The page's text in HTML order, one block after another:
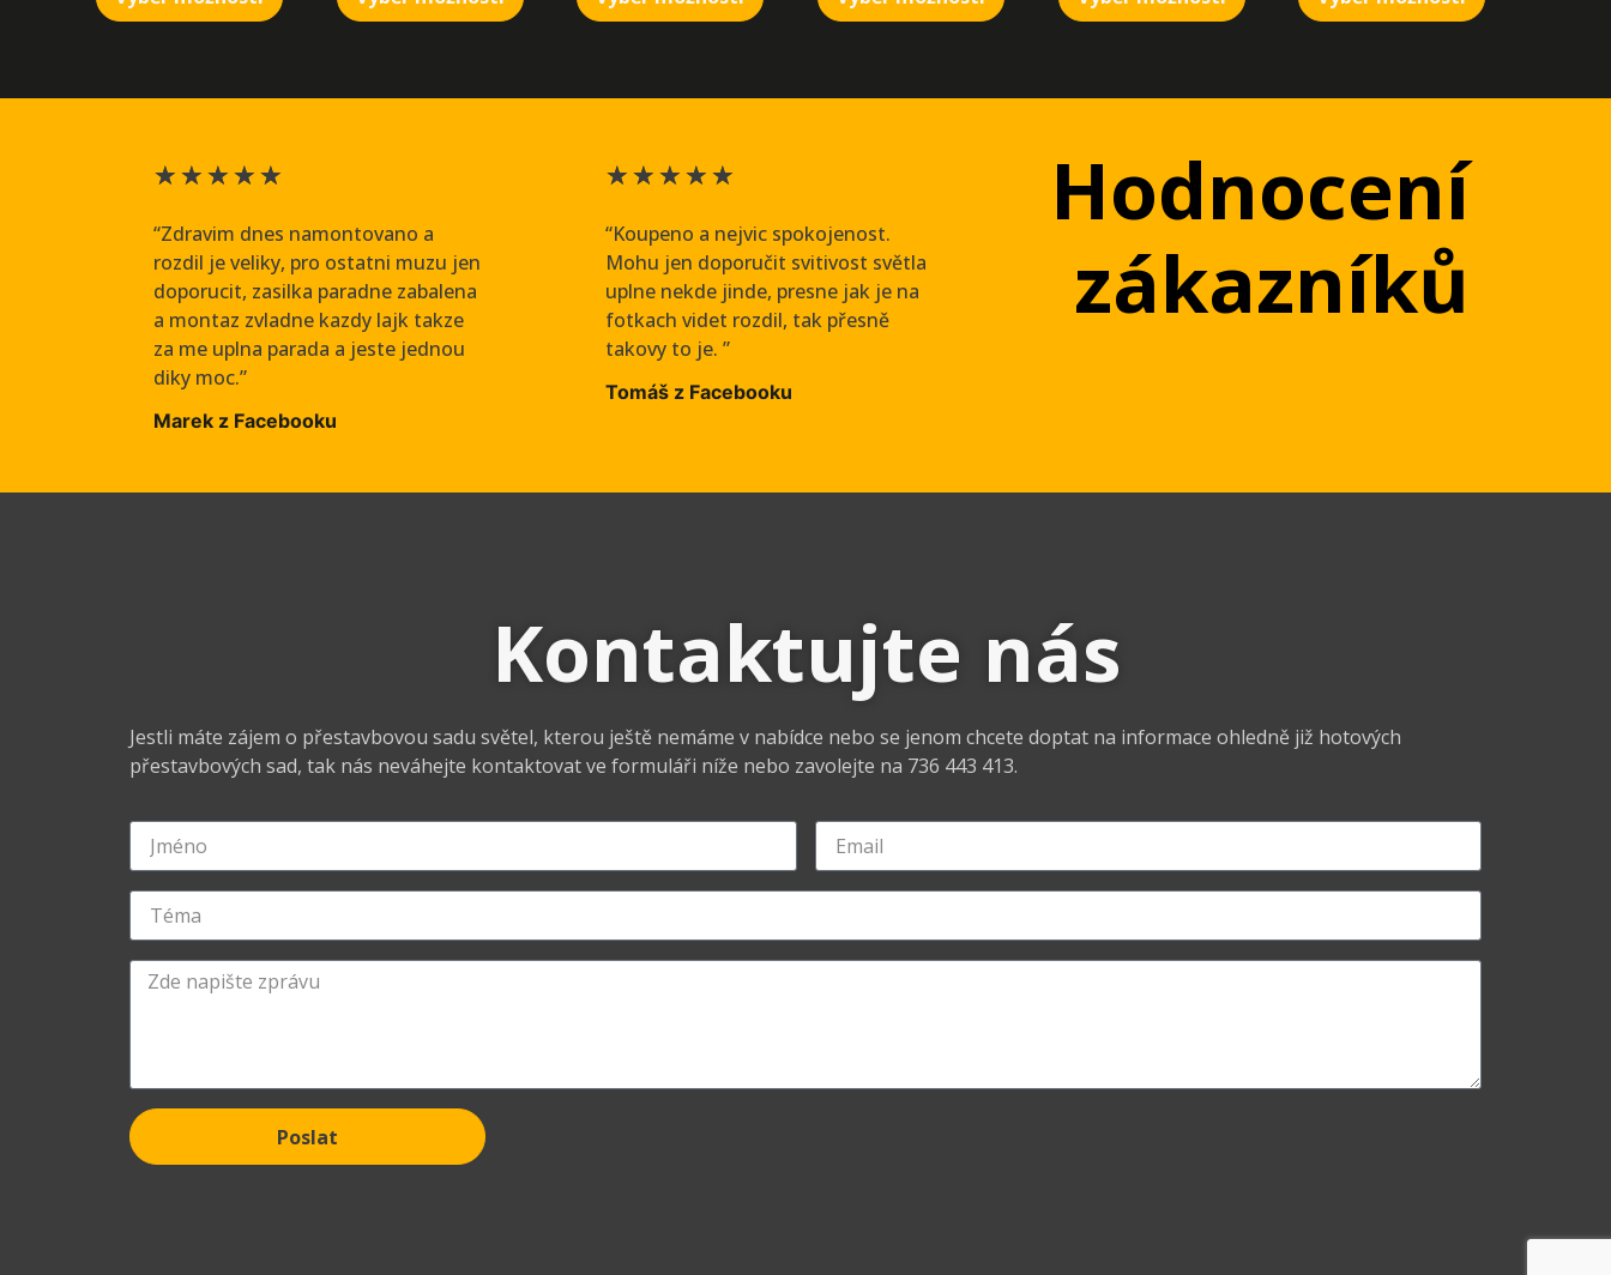
★ ★ ★ ★ ★
“Zdravim dnes namontovano a
rozdil je veliky, pro ostatni muzu jen
doporucit, zasilka paradne zabalena
a montaz zvladne kazdy lajk takze
za me uplna parada a jeste jednou
diky moc.”
Marek z Facebooku
★ ★ ★ ★ ★
“Koupeno a nejvic spokojenost.
Mohu jen doporučit svitivost světla
uplne nekde jinde, presne jak je na
fotkach videt rozdil, tak přesně
takovy to je. ”
Tomáš z Facebooku
Hodnocení
zákazníků
Kontaktujte nás
Jestli máte zájem o přestavbovou sadu světel, kterou ještě nemáme v nabídce nebo se jenom chcete doptat na informace ohledně již hotových
přestavbových sad, tak nás neváhejte kontaktovat ve formuláři níže nebo zavolejte na 736 443 413.
Poslat